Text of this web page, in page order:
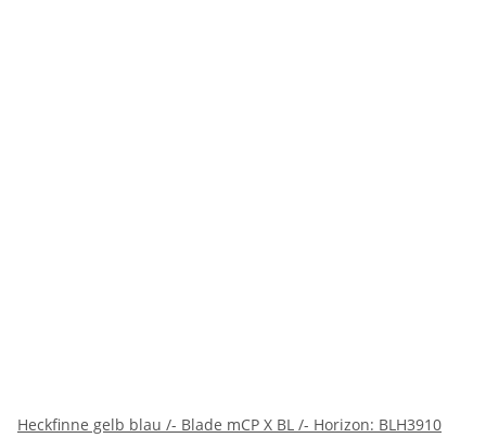
Heckfinne gelb blau /- Blade mCP X BL /- Horizon: BLH3910